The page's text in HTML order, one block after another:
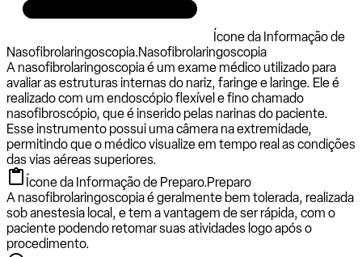
Ícone da Informação de
Nasofibrolaringoscopia.Nasofibrolaringoscopia
A nasofibrolaringoscopia é um exame médico utilizado para
avaliar as estruturas internas do nariz, faringe e laringe. Ele é
realizado com um endoscópio flexível e fino chamado
nasofibroscópio, que é inserido pelas narinas do paciente.
Esse instrumento possui uma câmera na extremidade,
permitindo que o médico visualize em tempo real as condições
das vias aéreas superiores.
Ícone da Informação de Preparo.Preparo
A nasofibrolaringoscopia é geralmente bem tolerada, realizada
sob anestesia local, e tem a vantagem de ser rápida, com o
paciente podendo retomar suas atividades logo após o
procedimento.